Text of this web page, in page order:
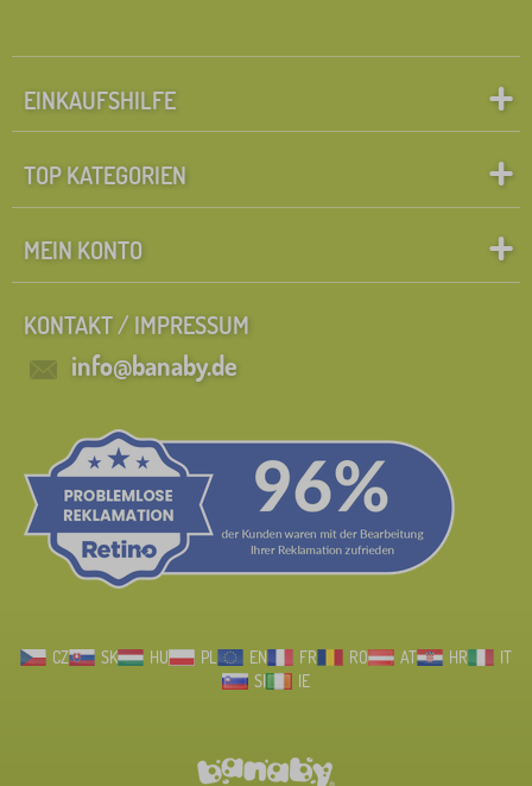
EINKAUFSHILFE
TOP KATEGORIEN
MEIN KONTO
KONTAKT / IMPRESSUM
info@banaby.de
CZ SK HU PL EN FR RO AT HR
IT
SI
IE